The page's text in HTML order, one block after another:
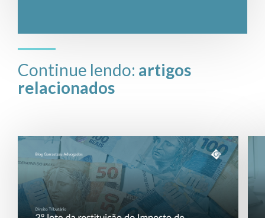
Continue lendo: artigos
relacionados